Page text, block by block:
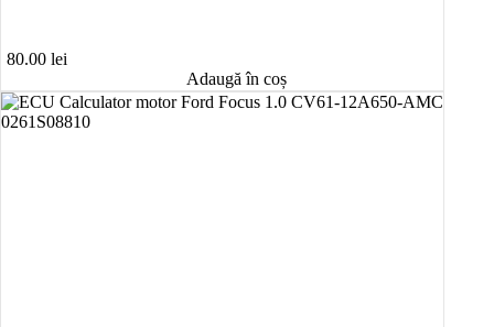
80.00 lei
Adaugă în coș